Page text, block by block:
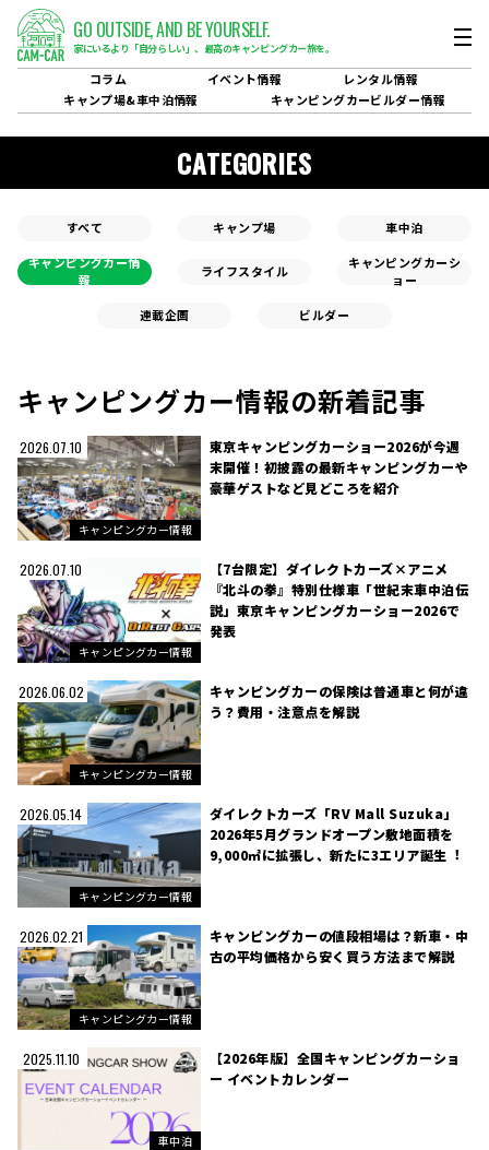
GO OUTSIDE,AND BE YOURSELF.
家にいるより「自分らしい」、 最高のキャンピングカー旅を。
コラム イベント情報 レンタル情報
キャンプ場&車中泊情報 キャンピングカービルダー情報
CATEGORIES
すべて キャンプ場
車中泊
キャンピングカー情
報
ライフスタイル
キャンピングカーシ
ョー
連載企画
ビルダー
キャンピングカー情報の新着記事
2026.07.10
キャンピングカー情報
東京キャンピングカーショー2026が今週
末開催！初披露の最新キャンピングカーや
豪華ゲストなど見どころを紹介
2026.07.10
キャンピングカー情報
【7台限定】ダイレクトカーズ×アニメ
『北斗の拳』特別仕様車「世紀末車中泊伝
説」東京キャンピングカーショー2026で
発表
2026.06.02
キャンピングカー情報
キャンピングカーの保険は普通車と何が違
う？費用・注意点を解説
2026.05.14
キャンピングカー情報
ダイレクトカーズ「RV Mall Suzuka」
2026年5月グランドオープン敷地面積を
9,000㎡に拡張し、新たに3エリア誕生︕
2026.02.21
キャンピングカー情報
キャンピングカーの値段相場は？新車・中
古の平均価格から安く買う方法まで解説
2025.11.10
車中泊
【2026年版】全国キャンピングカーショ
ー イベントカレンダー